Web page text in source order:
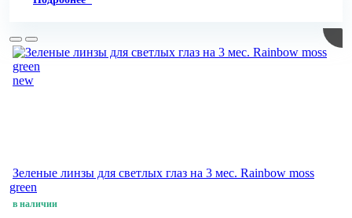
new
Зеленые линзы для светлых глаз на 3 мес. Rainbow moss
green
в наличии